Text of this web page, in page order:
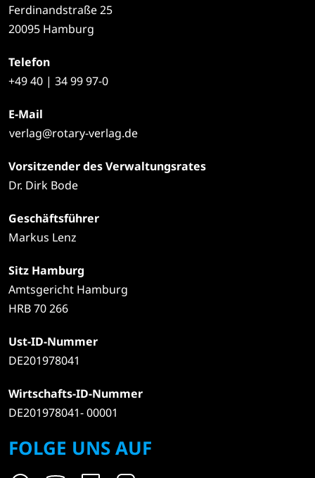
Ferdinandstraße 25
20095 Hamburg
Telefon
+4940 | 34 99 97-0
E-Mail
verlag@rotary-verlag.de
Vorsitzender des Verwaltungsrates
Dr. Dirk Bode
Geschäftsführer
Markus Lenz
Sitz Hamburg
Amtsgericht Hamburg
HRB 70 266
Ust-ID-Nummer
DE201978041
Wirtschafts-ID-Nummer
DE201978041- 00001
FOLGE UNS AUF